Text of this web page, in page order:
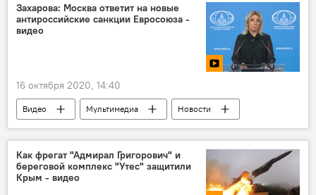
Захарова: Москва ответит на новые
антироссийские санкции Евросоюза -
видео
16 октября 2020, 14:40
Видео Мультимедиа Новости
Как фрегат "Адмирал Григорович" и
береговой комплекс "Утес" защитили
Крым - видео